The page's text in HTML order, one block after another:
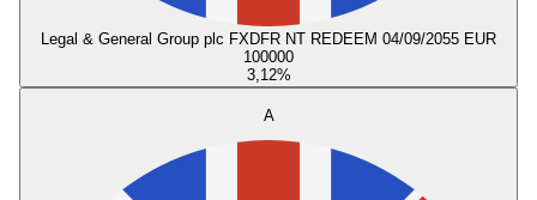
Legal & General Group plc FXDFR NT REDEEM 04/09/2055 EUR
100000
3,12%
A